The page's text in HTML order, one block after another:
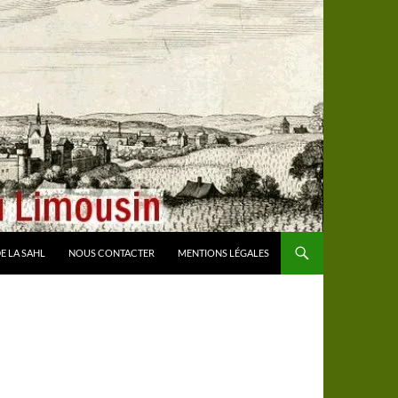
LA SAHL NOUS CONTACTER MENTIONS LÉGALES